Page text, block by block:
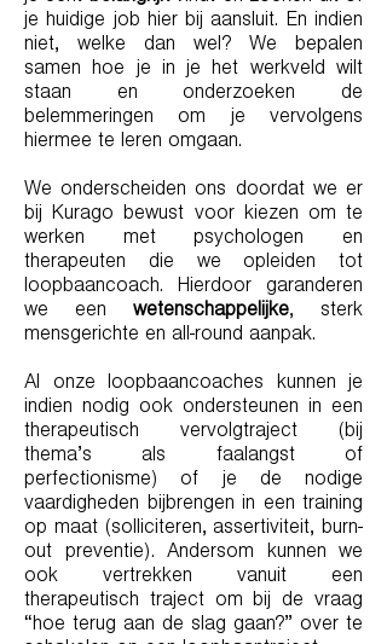
je huidige job hier bij aansluit. En indien
niet, welke dan wel? We bepalen
samen hoe je in je het werkveld wilt
staan en onderzoeken de
belemmeringen om je vervolgens
hiermee te leren omgaan.
We onderscheiden ons doordat we er
bij Kurago bewust voor kiezen om te
werken met psychologen en
therapeuten die we opleiden tot
loopbaancoach. Hierdoor garanderen
we een wetenschappelijke, sterk
mensgerichte en all-round aanpak.
Al onze loopbaancoaches kunnen je
indien nodig ook ondersteunen in een
therapeutisch vervolgtraject (bij
thema’s als faalangst of
perfectionisme) of je de nodige
vaardigheden bijbrengen in een training
op maat (solliciteren, assertiviteit, burn-
out preventie). Andersom kunnen we
ook vertrekken vanuit een
therapeutisch traject om bij de vraag
“hoe terug aan de slag gaan?” over te